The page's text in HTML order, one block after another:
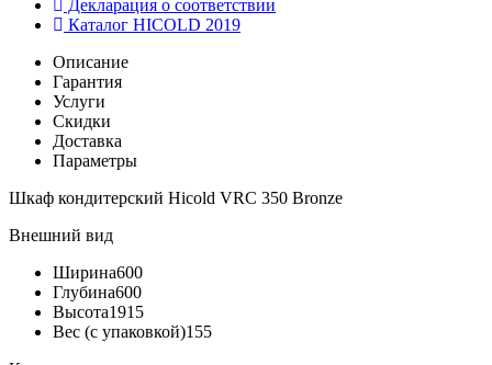
Декларация о соответствии
Каталог HICOLD 2019
Описание
Гарантия
Услуги
Скидки
Доставка
Параметры
Шкаф кондитерский Hicold VRC 350 Bronze
Внешний вид
Ширина600
Глубина600
Высота1915
Вес (с упаковкой)155